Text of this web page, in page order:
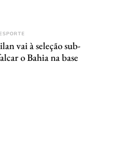
ESPORTE
vai à seleção sub-
o Bahia na base